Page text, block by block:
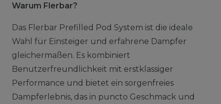
Warum Flerbar?
Das Flerbar Prefilled Pod System ist die ideale
Wahl für Einsteiger und erfahrene Dampfer
gleichermaßen. Es kombiniert
Benutzerfreundlichkeit mit erstklassiger
Performance und bietet ein sorgenfreies
Dampferlebnis, das in puncto Geschmack und